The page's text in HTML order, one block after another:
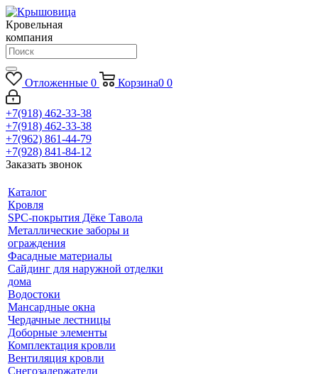
Кровельная
компания
Отложенные 0 Корзина0 0
+7(918) 462-33-38
+7(918) 462-33-38
+7(962) 861-44-79
+7(928) 841-84-12
Заказать звонок
Каталог
Кровля
SPC-покрытия Дёке Тавола
Металлические заборы и
ограждения
Фасадные материалы
Сайдинг для наружной отделки
дома
Водостоки
Мансардные окна
Чердачные лестницы
Доборные элементы
Комплектация кровли
Вентиляция кровли
Снегозадержатели